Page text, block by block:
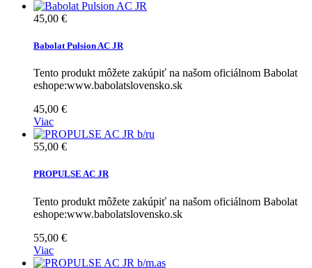
45,00 €
Babolat Pulsion AC JR
Tento produkt môžete zakúpiť na našom oficiálnom Babolat
eshope:www.babolatslovensko.sk
45,00 €
Viac
55,00 €
PROPULSE AC JR
Tento produkt môžete zakúpiť na našom oficiálnom Babolat
eshope:www.babolatslovensko.sk
55,00 €
Viac